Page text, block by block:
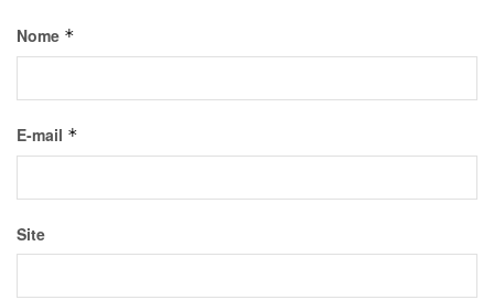
Nome *
E-mail *
Site